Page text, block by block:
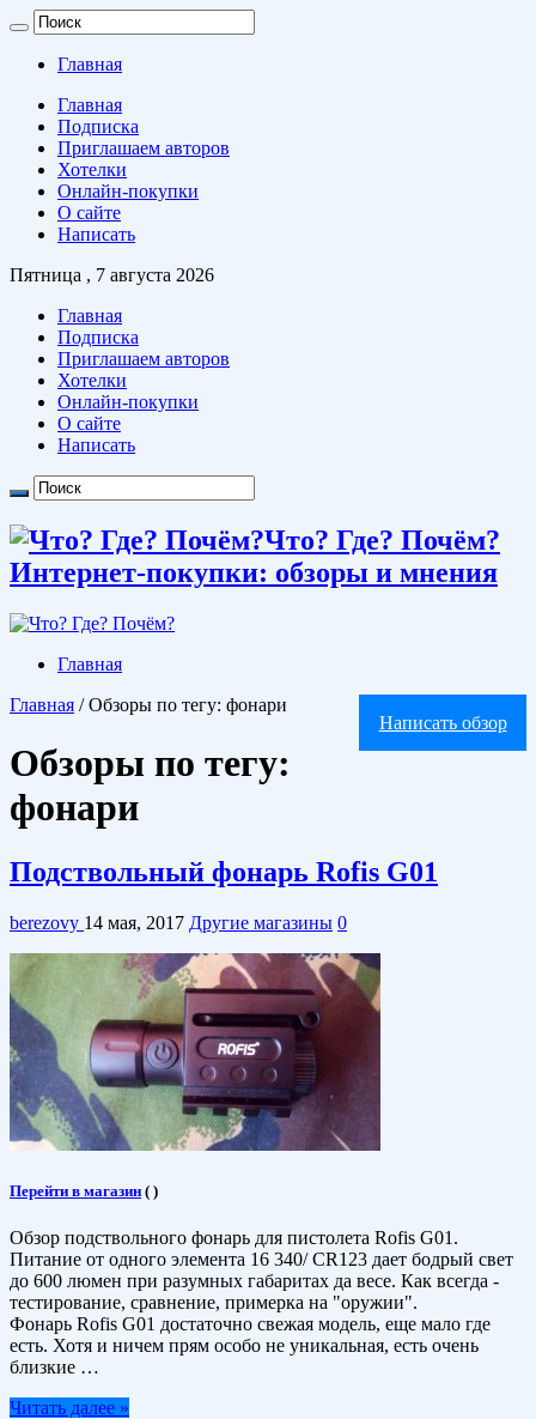
Главная
Главная
Подписка
Приглашаем авторов
Хотелки
Онлайн-покупки
О сайте
Написать
Пятница , 7 августа 2026
Главная
Подписка
Приглашаем авторов
Хотелки
Онлайн-покупки
О сайте
Написать
Что? Где? Почём?
Интернет-покупки: обзоры и мнения
Главная
Написать обзор
Главная / Обзоры по тегу: фонари
Обзоры по тегу:
фонари
Подствольный фонарь Rofis G01
berezovy 14 мая, 2017 Другие магазины 0
Перейти в магазин ( )
Обзор подствольного фонарь для пистолета Rofis G01.
Питание от одного элемента 16 340/ CR123 дает бодрый свет
до 600 люмен при разумных габаритах да весе. Как всегда -
тестирование, сравнение, примерка на "оружии".
Фонарь Rofis G01 достаточно свежая модель, еще мало где
есть. Хотя и ничем прям особо не уникальная, есть очень
близкие …
Читать далее »